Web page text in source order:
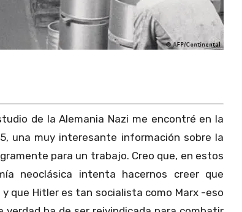
de la Alemania Nazi me encontré en la
una muy interesante información sobre la
para un trabajo. Creo que, en estos
neoclásica intenta hacernos creer que
que Hitler es tan socialista como Marx -eso